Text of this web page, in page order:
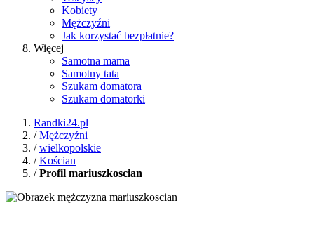
Kobiety
Mężczyźni
Jak korzystać bezpłatnie?
Więcej
Samotna mama
Samotny tata
Szukam domatora
Szukam domatorki
Randki24.pl
/Mężczyźni
/wielkopolskie
/Kościan
/Profil mariuszkoscian